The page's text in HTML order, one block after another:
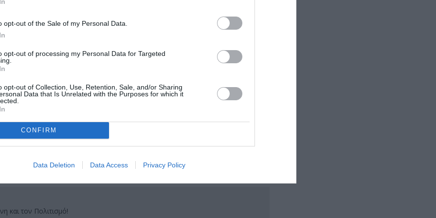
opt-out of the Sale of my Personal Data.
opt-out of processing my Personal Data for Targeted
opt-out of Collection, Use, Retention, Sale, and/or Sharing
Data that Is Unrelated with the Purposes for which it
CONFIRM
Data Deletion Data Access Privacy Policy
πρώτοι όλες τις ειδήσεις
στοCulturenow.gr
Δες εδώ!❯
ΜΙΧΑΛΗΣ ΤΖΟΥΓΑΝΑΚΗΣ ΣΥΝΑΥΛΙΕΣ 2026
και τον Πολιτισμό!